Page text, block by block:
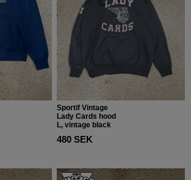
Sportif Vintage
Lady Cards hood
L, vintage black
480 SEK